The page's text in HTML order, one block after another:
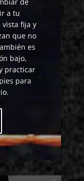
de
a tu
fija y
que no
es
bajo,
practicar
para